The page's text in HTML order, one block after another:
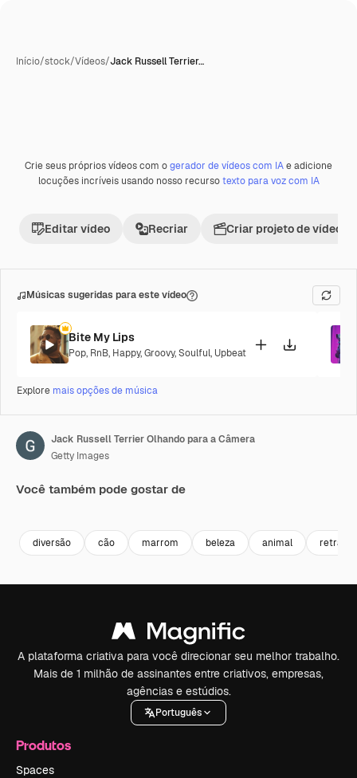
Início/stock/Vídeos/Jack Russell Terrier…
Premium
Crie seus próprios vídeos com ogerador de vídeos com IAe adicione
locuções incríveis usando nosso recursotexto para voz com IA
Editar vídeo Recriar Criar projeto de vídeo
Músicas sugeridas para este vídeo
Bite My Lips
Pop, RnB, Happy,Groovy,Soulful, Upbeat
Explore mais opções de música
Jack Russell Terrier Olhando para a Câmera
Getty Images
Você também pode gostar de
diversão cão marrom beleza animal retrato
A plataforma criativa para você direcionar seu melhor trabalho.
Mais de 1 milhão de assinantes entre criativos, empresas,
agências e estúdios.
Português
Produtos
Spaces